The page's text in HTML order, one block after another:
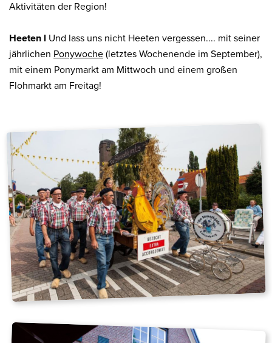
Aktivitäten der Region!
Heeten l Und lass uns nicht Heeten vergessen.... mit seiner
jährlichen Ponywoche (letztes Wochenende im September),
mit einem Ponymarkt am Mittwoch und einem großen
Flohmarkt am Freitag!